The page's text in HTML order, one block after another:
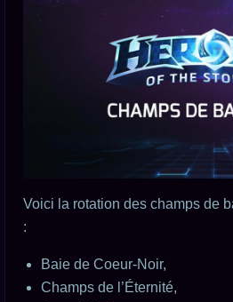
Voici la rotation des champs de
:
Baie de Coeur-Noir,
Champs de l’Éternité,